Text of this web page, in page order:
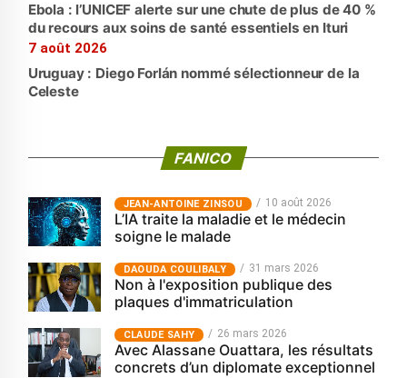
Ebola : l’UNICEF alerte sur une chute de plus de 40 %
du recours aux soins de santé essentiels en Ituri
7 août 2026
Uruguay : Diego Forlán nommé sélectionneur de la
Celeste
FANICO
JEAN-ANTOINE ZINSOU 10 août 2026
L’IA traite la maladie et le médecin
soigne le malade
‎DAOUDA COULIBALY 31 mars 2026
Non à l'exposition publique des
plaques d'immatriculation
CLAUDE SAHY 26 mars 2026
Avec Alassane Ouattara, les résultats
concrets d’un diplomate exceptionnel